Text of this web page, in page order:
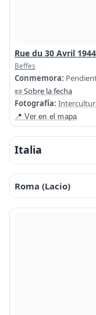
Rue du 30 Avril 1944
Beffes
Conmemora:
📜 Sobre la fecha
Fotografía:
📍 Ver en el mapa
Italia
Roma (Lacio)